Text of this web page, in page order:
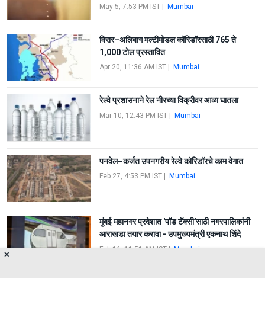
May 5, 7:53 PM IST| Mumbai
विरार–अलिबाग मल्टीमोडल कॉरिडॉरसाठी 765 ते
1,000 टोल प्रस्तावित
Apr 20, 11:36 AM IST| Mumbai
रेल्वे प्रशासनाने रेल नीरच्या विक्रीवर आळा घातला
Mar 10, 12:43 PM IST| Mumbai
पनवेल–कर्जत उपनगरीय रेल्वे कॉरिडॉरचे काम वेगात
Feb 27, 4:53 PM IST| Mumbai
मुंबई महानगर प्रदेशात 'पॉड टॅक्सी'साठी नगरपालिकांनी
आराखडा तयार करावा - उपमुख्यमंत्री एकनाथ शिंदे
Feb 16, 11:51 AM IST| Mumbai
✕